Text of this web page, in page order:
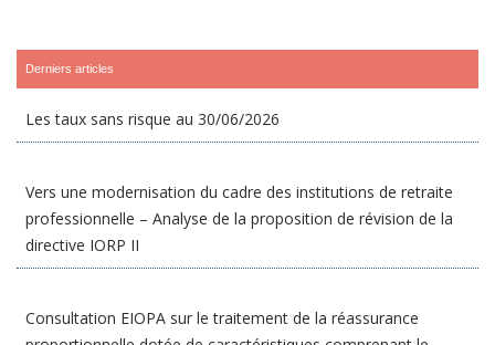
Derniers articles
Les taux sans risque au 30/06/2026
Vers une modernisation du cadre des institutions de retraite
professionnelle – Analyse de la proposition de révision de la
directive IORP II
Consultation EIOPA sur le traitement de la réassurance